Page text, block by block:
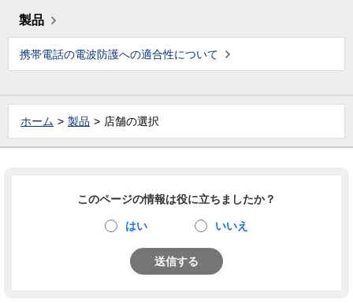
製品
携帯電話の電波防護への適合性について
ホーム 製品 店舗の選択
このページの情報は役に立ちましたか？
はい いいえ
送信する